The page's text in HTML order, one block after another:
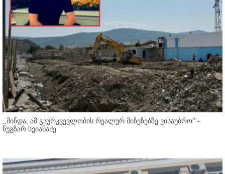
,,მინდა, ამ გაურკვევლობის რეალურ მიზეზებზე ვისაუბრო'' -
ნუგზარ სვიანაძე